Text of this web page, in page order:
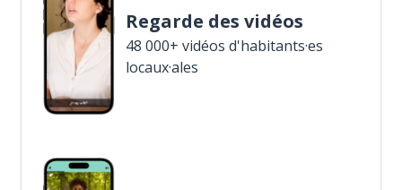
Regarde des vidéos
48 000+ vidéos d'habitants·es
locaux·ales